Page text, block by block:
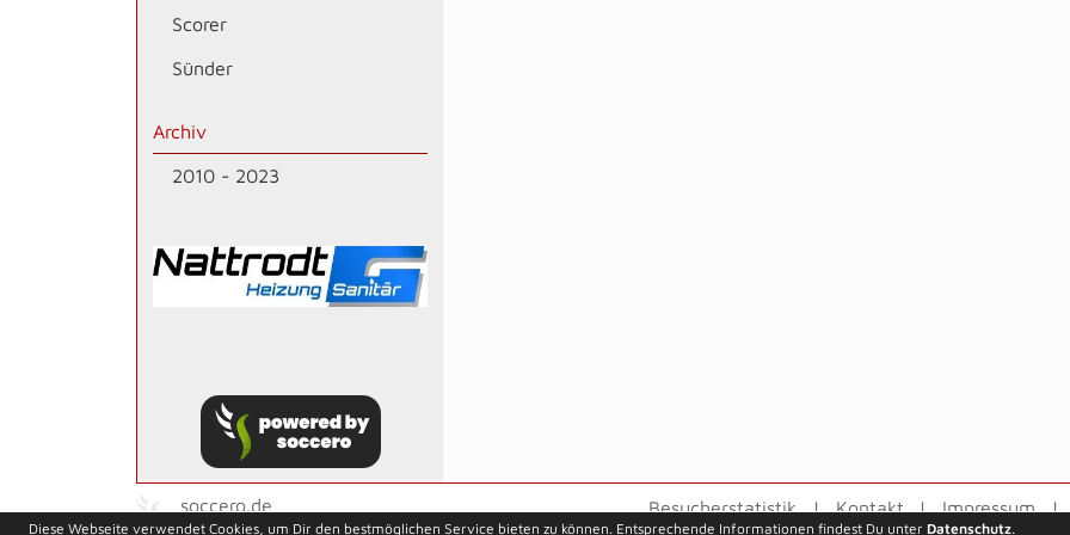
Scorer
Sünder
Archiv
2010 - 2023
soccero.de
© 2006 - 2026
Besucherstatistik Kontakt Impressum
Diese Webseite verwendet Cookies, um Dir den bestmöglichen Service bieten zu können. Entsprechende Informationen findest Du unter Datenschutz.